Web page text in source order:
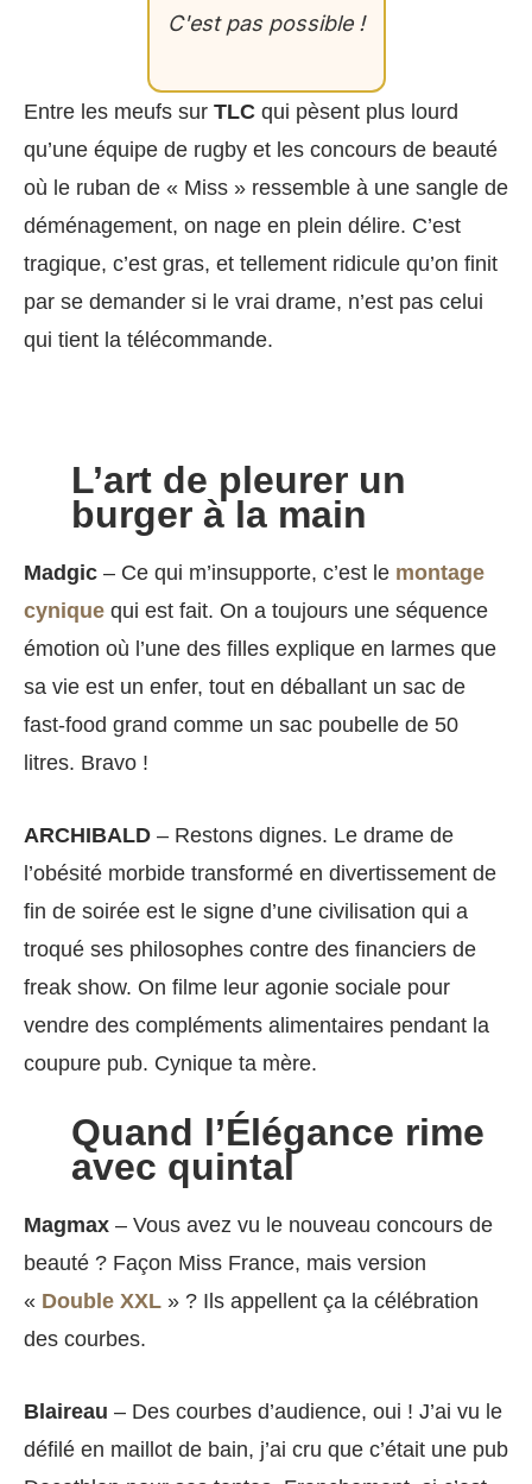
C'est pas possible !
Entre les meufs sur TLC qui pèsent plus lourd
qu’une équipe de rugby et les concours de beauté
où le ruban de « Miss » ressemble à une sangle de
déménagement, on nage en plein délire. C’est
tragique, c’est gras, et tellement ridicule qu’on finit
par se demander si le vrai drame, n’est pas celui
qui tient la télécommande.
L’art de pleurer un
burger à la main
Madgic – Ce qui m’insupporte, c’est le montage
cynique qui est fait. On a toujours une séquence
émotion où l’une des filles explique en larmes que
sa vie est un enfer, tout en déballant un sac de
fast-food grand comme un sac poubelle de 50
litres. Bravo !
ARCHIBALD – Restons dignes. Le drame de
l’obésité morbide transformé en divertissement de
fin de soirée est le signe d’une civilisation qui a
troqué ses philosophes contre des financiers de
freak show. On filme leur agonie sociale pour
vendre des compléments alimentaires pendant la
coupure pub. Cynique ta mère.
Quand l’Élégance rime
avec quintal
Magmax – Vous avez vu le nouveau concours de
beauté ? Façon Miss France, mais version
« Double XXL » ? Ils appellent ça la célébration
des courbes.
Blaireau – Des courbes d’audience, oui ! J’ai vu le
défilé en maillot de bain, j’ai cru que c’était une pub